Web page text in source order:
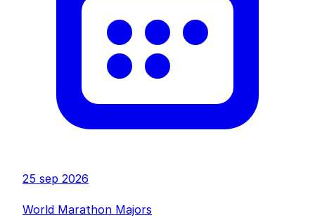
25 sep 2026
World Marathon Majors